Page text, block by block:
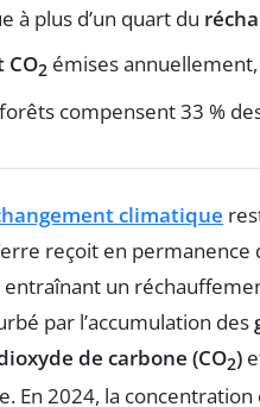
à plus d’un quart du
CO2 émises
compensent 33 %
climatique
reçoit en permanence
un
par l’accumulation des
de carbone (CO2)
En 2024, la concentration